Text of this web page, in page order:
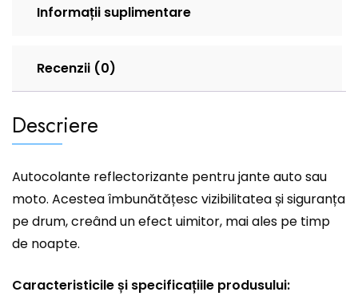
Informații suplimentare
Recenzii (0)
Descriere
Autocolante reflectorizante pentru jante auto sau
moto. Acestea îmbunătățesc vizibilitatea și siguranța
pe drum, creând un efect uimitor, mai ales pe timp
de noapte.
Caracteristicile și specificațiile produsului: